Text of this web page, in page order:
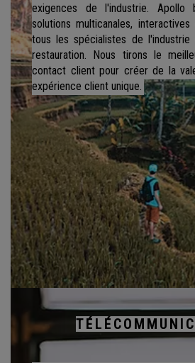
exigences de l'industrie. Apollo
solutions multicanales,
tous les spécialistes de
restauration. Nous tirons le
contact client pour créer de la
expérience client unique.